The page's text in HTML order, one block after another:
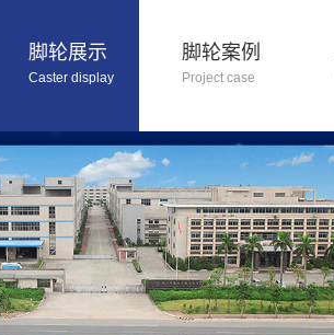
脚轮展示
Caster display
脚轮案例
Project case